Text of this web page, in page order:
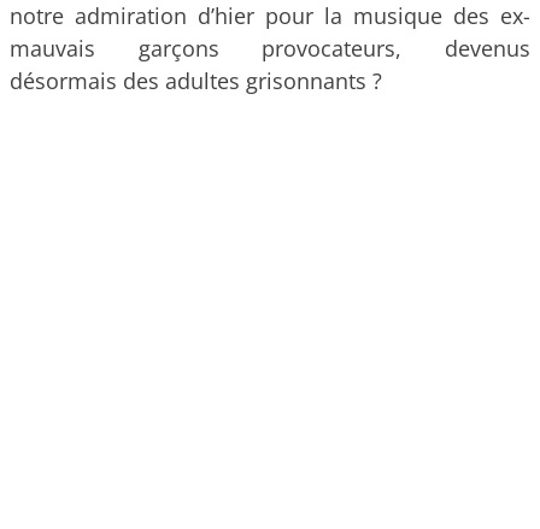
notre admiration d’hier pour la musique des ex-
mauvais garçons provocateurs, devenus
désormais des adultes grisonnants ?